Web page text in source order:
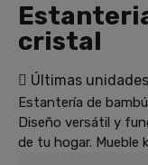
cristal
Últimas
Estantería de
Diseño versátil y
de tu hogar. Mueble